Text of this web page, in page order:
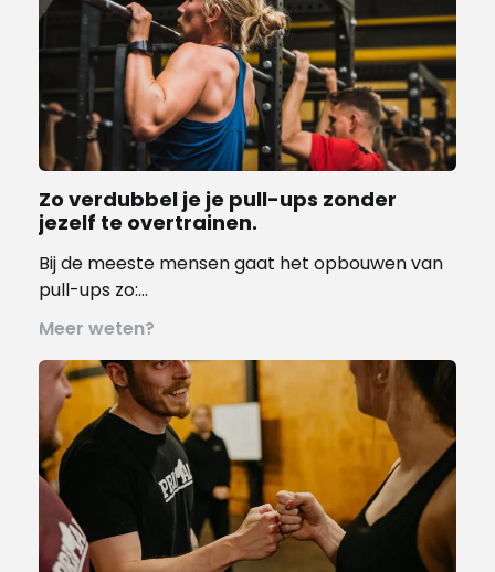
Zo verdubbel je je pull-ups zonder
jezelf te overtrainen.
Bij de meeste mensen gaat het opbouwen van
pull-ups zo:…
Meer weten?